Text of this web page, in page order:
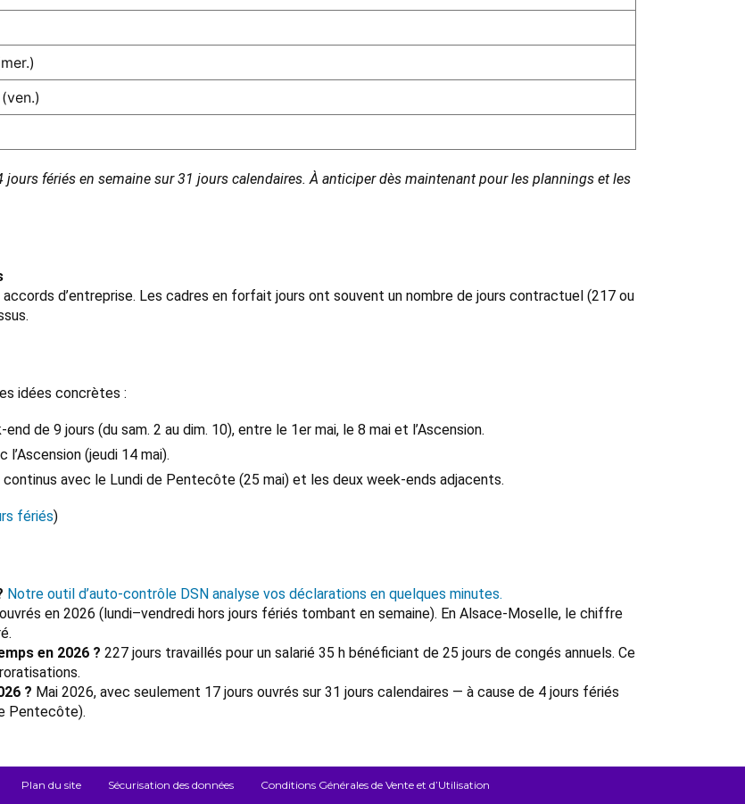
fériés en semaine sur 31 jours calendaires. À anticiper dès maintenant pour les plannings et les
d’entreprise. Les cadres en forfait jours ont souvent un nombre de jours contractuel (217 ou
idées concrètes :
de 9 jours (du sam. 2 au dim. 10), entre le 1er mai, le 8 mai et l’Ascension.
(jeudi 14 mai).
avec le Lundi de Pentecôte (25 mai) et les deux week-ends adjacents.
fériés)
Notre outil d’auto-contrôle DSN analyse vos déclarations en quelques minutes.
en 2026 (lundi–vendredi hors jours fériés tombant en semaine). En Alsace-Moselle, le chiffre
en 2026 ? 227 jours travaillés pour un salarié 35 h bénéficiant de 25 jours de congés annuels. Ce
? Mai 2026, avec seulement 17 jours ouvrés sur 31 jours calendaires — à cause de 4 jours fériés
Pentecôte).
Plan du site Sécurisation des données Conditions Générales de Vente et d’Utilisation